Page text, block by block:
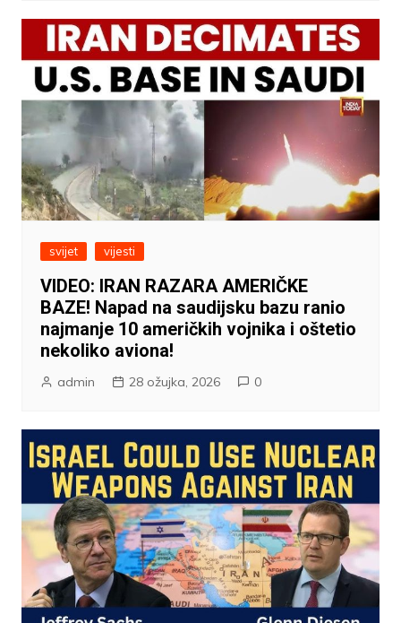
svijet vijesti
VIDEO: IRAN RAZARA AMERIČKE
BAZE! Napad na saudijsku bazu ranio
najmanje 10 američkih vojnika i oštetio
nekoliko aviona!
admin 28 ožujka, 2026 0